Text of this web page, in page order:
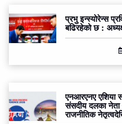
प्रभु इन्स्योरेन्स
बढिरहेको छ :
एनआरएनए एशिया
संसदीय दलका
राजनीतिक